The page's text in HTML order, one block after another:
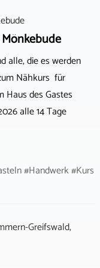
alle, die es werden
Nähkurs für
Haus des Gastes
alle 14 Tage
#Handwerk #Kurs
Greifswald,